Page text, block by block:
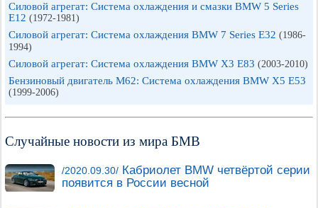
Силовой агрегат: Система охлаждения и смазки BMW 5 Series
E12 (1972-1981)
Силовой агрегат: Система охлаждения BMW 7 Series E32 (1986-
1994)
Силовой агрегат: Система охлаждения BMW X3 E83 (2003-2010)
Бензиновый двигатель M62: Система охлаждения BMW X5 E53
(1999-2006)
Случайные новости из мира БМВ
/2020.09.30/ Кабриолет BMW четвёртой серии
появится в России весной